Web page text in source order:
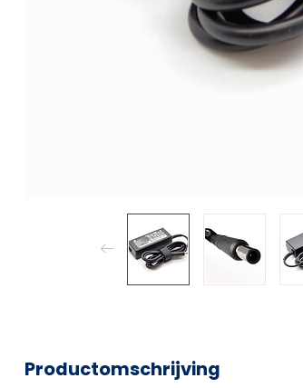
Productomschrijving